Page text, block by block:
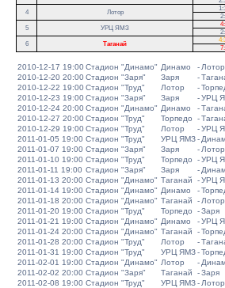
4
Лотор
5
УРЦ ЯМЗ
6
Таганай
2010-12-17 19:00Стадион "Динамо" Динамо - Лотор
2010-12-20 20:00Стадион "Заря" Заря -
2010-12-22 19:00Стадион "Труд" Лотор -
2010-12-23 19:00Стадион "Заря" Заря -УРЦ
2010-12-24 20:00Стадион "Динамо" Динамо -
2010-12-27 20:00Стадион "Труд" Торпедо -
2010-12-29 19:00Стадион "Труд" Лотор -УРЦ
2011-01-05 19:00 Стадион "Труд" УРЦ ЯМЗ-
2011-01-07 19:00 Стадион "Заря" Заря - Лотор
2011-01-10 19:00 Стадион "Труд" Торпедо -УРЦ
2011-01-11 19:00 Стадион "Заря" Заря -
2011-01-13 20:00 Стадион "Динамо" Таганай -УРЦ
2011-01-14 19:00 Стадион "Динамо" Динамо -
2011-01-18 20:00 Стадион "Динамо" Таганай - Лотор
2011-01-20 19:00 Стадион "Труд" Торпедо -Заря
2011-01-21 19:00 Стадион "Динамо" Динамо -УРЦ
2011-01-24 20:00 Стадион "Динамо" Таганай -
2011-01-28 20:00 Стадион "Труд" Лотор -
2011-01-31 19:00 Стадион "Труд" УРЦ ЯМЗ-
2011-02-01 19:00 Стадион "Динамо" Лотор -
2011-02-02 20:00 Стадион "Заря" Таганай -Заря
2011-02-08 19:00 Стадион "Труд" УРЦ ЯМЗ- Лотор